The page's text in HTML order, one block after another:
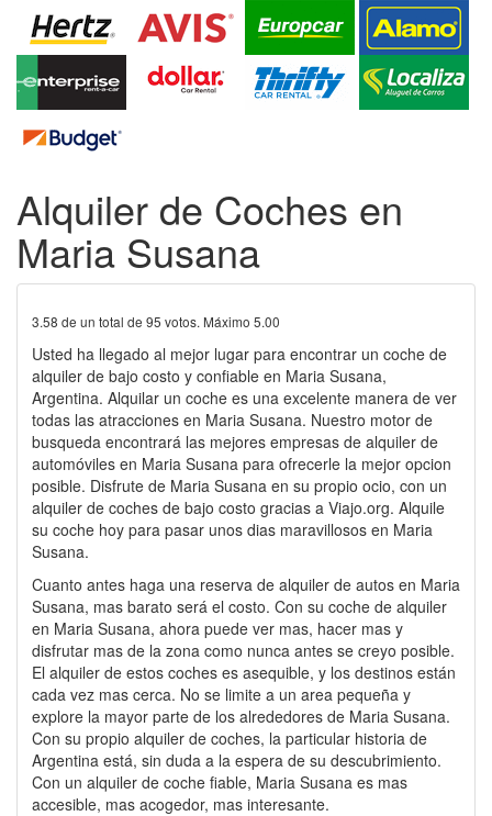
Alquiler de Coches en
Maria Susana
3.58 de un total de 95 votos. Máximo 5.00
Usted ha llegado al mejor lugar para encontrar un coche de
alquiler de bajo costo y confiable en Maria Susana,
Argentina. Alquilar un coche es una excelente manera de ver
todas las atracciones en Maria Susana. Nuestro motor de
busqueda encontrará las mejores empresas de alquiler de
automóviles en Maria Susana para ofrecerle la mejor opcion
posible. Disfrute de Maria Susana en su propio ocio, con un
alquiler de coches de bajo costo gracias a Viajo.org. Alquile
su coche hoy para pasar unos dias maravillosos en Maria
Susana.
Cuanto antes haga una reserva de alquiler de autos en Maria
Susana, mas barato será el costo. Con su coche de alquiler
en Maria Susana, ahora puede ver mas, hacer mas y
disfrutar mas de la zona como nunca antes se creyo posible.
El alquiler de estos coches es asequible, y los destinos están
cada vez mas cerca. No se limite a un area pequeña y
explore la mayor parte de los alrededores de Maria Susana.
Con su propio alquiler de coches, la particular historia de
Argentina está, sin duda a la espera de su descubrimiento.
Con un alquiler de coche fiable, Maria Susana es mas
accesible, mas acogedor, mas interesante.